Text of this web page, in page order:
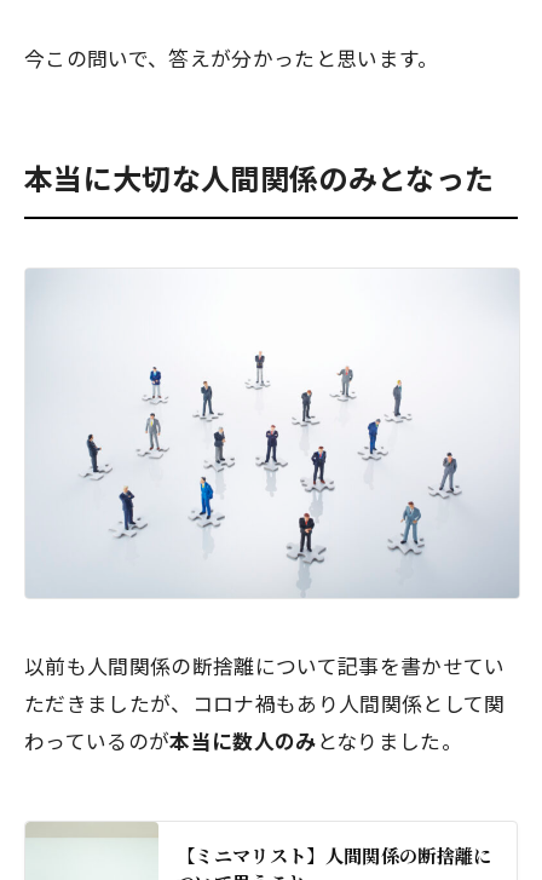
今この問いで、答えが分かったと思います。
本当に大切な人間関係のみとなった
以前も人間関係の断捨離について記事を書かせてい
ただきましたが、コロナ禍もあり人間関係として関
わっているのが本当に数人のみとなりました。
【ミニマリスト】人間関係の断捨離に